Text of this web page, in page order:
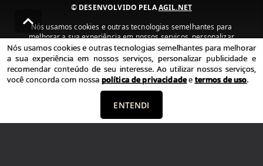
© DESENVOLVIDO PELAAGIL.NET
Nós usamos cookies e outras tecnologias semelhantes para
melhorar a sua experiência em nossos serviços, personalizar
publicidade e recomendar conteúdo de seu interesse. Ao utilizar
nossos serviços, você concorda com nossa política de privacidade e
termos de uso.
Política de Privacidade Termos de uso
Nós usamos cookies e outras tecnologias semelhantes para melhorar
a sua experiência em nossos serviços, personalizar publicidade e
recomendar conteúdo de seu interesse. Ao utilizar nossos serviços,
você concorda com nossa política de privacidadeetermos de uso.
ENTENDI